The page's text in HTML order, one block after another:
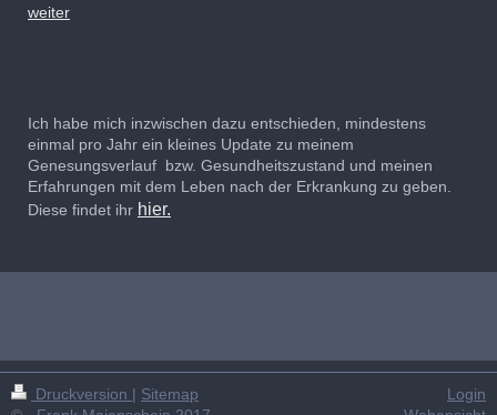
weiter
Ich habe mich inzwischen dazu entschieden, mindestens
einmal pro Jahr ein kleines Update zu meinem
Genesungsverlauf bzw. Gesundheitszustand und meinen
Erfahrungen mit dem Leben nach der Erkrankung zu geben.
Diese findet ihr hier.
Druckversion | Sitemap
Login